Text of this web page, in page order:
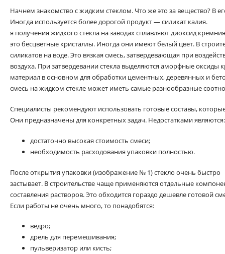
Начнем знакомство с жидким стеклом. Что же это за вещество? В
Иногда используется более дорогой продукт — силикат калия.
я получения жидкого стекла на заводах сплавляют диоксид
это бесцветные кристаллы. Иногда они имеют белый цвет. В
силикатов на воде. Это вязкая смесь, затвердевающая при
воздуха. При затвердевании стекла выделяются аморфные
материал в основном для обработки цементных, деревянных и
смесь на жидком стекле может иметь самые разнообразные
Специалисты рекомендуют использовать готовые составы,
Они предназначены для конкретных задач. Недостатками являются:
достаточно высокая стоимость смеси;
необходимость расходования упаковки полностью.
После открытия упаковки (изображение № 1) стекло очень быстро
застывает. В строительстве чаще применяются отдельные
составления растворов. Это обходится гораздо дешевле готовой
Если работы не очень много, то понадобятся:
ведро;
дрель для перемешивания;
пульверизатор или кисть;